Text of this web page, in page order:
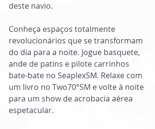
deste navio.
Conheça espaços totalmente
revolucionários que se transformam
do dia para a noite. Jogue basquete,
ande de patins e pilote carrinhos
bate-bate no SeaplexSM. Relaxe com
um livro no Two70°SM e volte à noite
para um show de acrobacia aérea
espetacular.